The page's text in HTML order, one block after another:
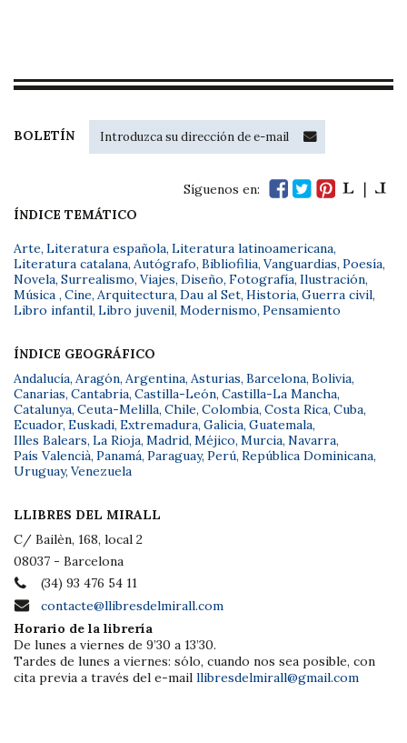
BOLETÍN
Síguenos en:
ÍNDICE TEMÁTICO
Arte, Literatura española, Literatura latinoamericana,
Literatura catalana, Autógrafo, Bibliofilia, Vanguardias, Poesía,
Novela, Surrealismo, Viajes, Diseño, Fotografía, Ilustración,
Música , Cine, Arquitectura, Dau al Set, Historia, Guerra civil,
Libro infantil, Libro juvenil, Modernismo, Pensamiento
ÍNDICE GEOGRÁFICO
Andalucía, Aragón, Argentina, Asturias, Barcelona, Bolivia,
Canarias, Cantabria, Castilla-León, Castilla-La Mancha,
Catalunya, Ceuta-Melilla, Chile, Colombia, Costa Rica, Cuba,
Ecuador, Euskadi, Extremadura, Galicia, Guatemala,
Illes Balears, La Rioja, Madrid, Méjico, Murcia, Navarra,
País Valencià, Panamá, Paraguay, Perú, República Dominicana,
Uruguay, Venezuela
LLIBRES DEL MIRALL
C/ Bailèn, 168, local 2
08037 - Barcelona
(34) 93 476 54 11
contacte@llibresdelmirall.com
Horario de la librería
De lunes a viernes de 9’30 a 13’30.
Tardes de lunes a viernes: sólo, cuando nos sea posible, con
cita previa a través del e-mail llibresdelmirall@gmail.com